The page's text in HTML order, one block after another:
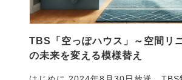
TBS「空っぽハウス」～空間リ
の未来を変える模様替え